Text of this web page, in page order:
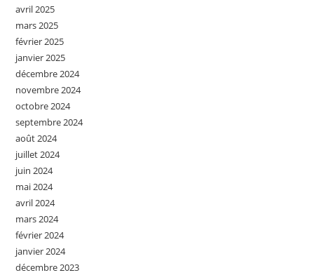
avril 2025
mars 2025
février 2025
janvier 2025
décembre 2024
novembre 2024
octobre 2024
septembre 2024
août 2024
juillet 2024
juin 2024
mai 2024
avril 2024
mars 2024
février 2024
janvier 2024
décembre 2023